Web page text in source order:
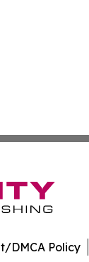
DMCA Policy